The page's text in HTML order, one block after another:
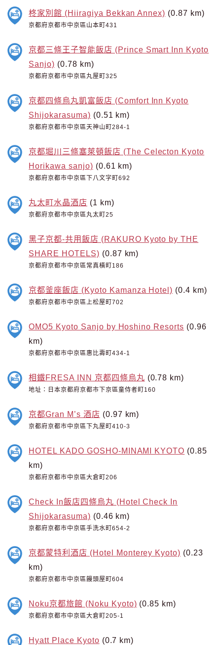
柊家別館 (Hiiragiya Bekkan Annex) (0.87 km)
京都府京都市中京區山本町431
京都三條王子智能飯店 (Prince Smart Inn Kyoto
Sanjo) (0.78 km)
京都府京都市中京區丸屋町325
京都四條烏丸凱富飯店 (Comfort Inn Kyoto
Shijokarasuma) (0.51 km)
京都府京都市中京區天神山町284-1
京都堀川三條塞萊頓飯店 (The Celecton Kyoto
Horikawa sanjo) (0.61 km)
京都府京都市中京區下八文字町692
丸太町水晶酒店 (1 km)
京都府京都市中京區丸太町25
黑子京都-共用飯店 (RAKURO Kyoto by THE
SHARE HOTELS) (0.87 km)
京都府京都市中京區常真橫町186
京都釜座飯店 (Kyoto Kamanza Hotel) (0.4 km)
京都府京都市中京區上松屋町702
OMO5 Kyoto Sanjo by Hoshino Resorts (0.96
km)
京都府京都市中京區惠比壽町434-1
相鐵FRESA INN 京都四條烏丸 (0.78 km)
地址：日本京都府京都市下京區童侍者町160
京都Gran M’s 酒店 (0.97 km)
京都府京都市中京區下丸屋町410-3
HOTEL KADO GOSHO-MINAMI KYOTO (0.85
km)
京都府京都市中京區大倉町206
Check In飯店四條烏丸 (Hotel Check In
Shijokarasuma) (0.46 km)
京都府京都市中京區手洗水町654-2
京都蒙特利酒店 (Hotel Monterey Kyoto) (0.23
km)
京都府京都市中京區饅頭屋町604
Noku京都旅館 (Noku Kyoto) (0.85 km)
京都府京都市中京區大倉町205-1
Hyatt Place Kyoto (0.7 km)